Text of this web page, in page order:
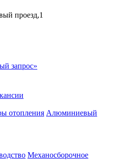
проезд,1
запрос»
отопления Алюминиевый
Механосборочное